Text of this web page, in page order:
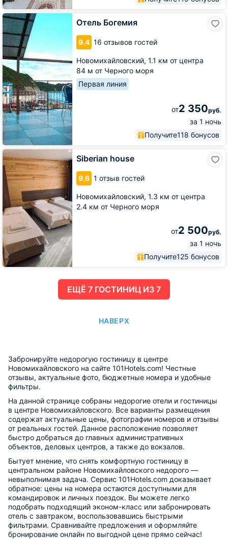
Отель Богемия
9.4 16 отзывов гостей
Новомихайловский, 1.1 км от центра
84 м от Черного моря
Первая линия
от2 350руб.
за 1 ночь
Получите118 бонусов
Отель
Богемия
Siberian house
9.6 1 отзыв гостей
Новомихайловский, 1.3 км от центра
2.4 км от Черного моря
от2 500руб.
за 1 ночь
Получите125 бонусов
Siberian
house
ЕЩË 7 ГОСТИНИЦ ИЗ 7
НАВЕРХ
Забронируйте недорогую гостиницу в центре
Новомихайловского на сайте 101Hotels.com! Честные
отзывы, актуальные фото, бюджетные номера и удобные
фильтры.
На данной странице собраны недорогие отели и гостиницы
в центре Новомихайловского. Все варианты размещения
содержат актуальные цены, фотографии номеров и отзывы
от реальных гостей. Данное расположение позволяет
быстро добраться до главных административных
объектов, деловых центров, а также до вокзалов.
Бытует мнение, что снять комфортную гостиницу в
центральном районе Новомихайловского недорого —
невыполнимая задача. Сервис 101Hotels.com доказывает
обратное: цены на номера остаются доступными для
командировок и личных поездок. Вы можете легко
подобрать подходящий эконом-класс или забронировать
отель с завтраком, воспользовавшись быстрыми
фильтрами. Сравнивайте предложения и оформляйте
бронирование онлайн по выгодной цене прямо сейчас!